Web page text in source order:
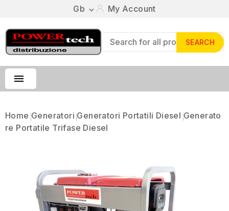
Gb  My Account
SEARCH

Home Generatori Generatori Portatili Diesel Generato
Re Portatile Trifase Diesel